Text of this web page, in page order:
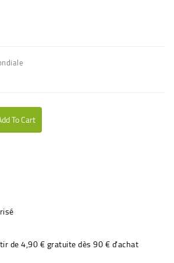
To Cart
de 4,90 € gratuite dès 90 € d'achat